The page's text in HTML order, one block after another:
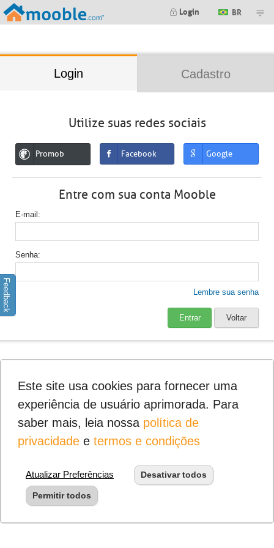
Login BR
Login Cadastro
Utilize suas redes sociais
Promob Facebook Google
Entre com sua conta Mooble
E-mail
Senha
Lembre sua senha
Entrar Voltar
Feedback
Este site usa cookies para fornecer uma
experiência de usuário aprimorada. Para
saber mais, leia nossa política de
privacidadee termos e condições
Atualizar Preferências Desativar todos
Permitir todos